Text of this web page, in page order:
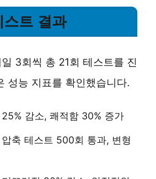
스트 결과
3회씩 총 21회 테스트를 진
성능 지표를 확인했습니다.
감소, 쾌적함 30% 증가
압축 테스트 500회 통과, 변형